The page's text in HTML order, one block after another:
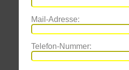
Mail-Adresse:
Telefon-Nummer: